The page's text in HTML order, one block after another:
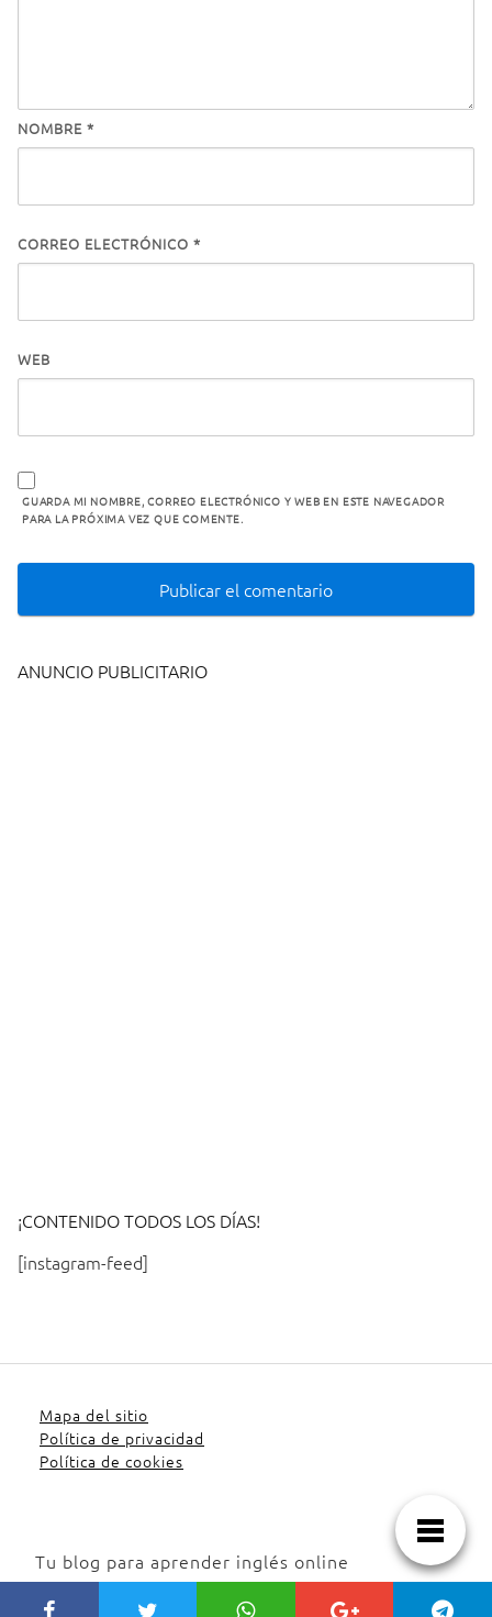
NOMBRE *
CORREO ELECTRÓNICO *
WEB
GUARDA MI NOMBRE, CORREO ELECTRÓNICO Y WEB EN ESTE NAVEGADOR
PARA LA PRÓXIMA VEZ QUE COMENTE.
ANUNCIO PUBLICITARIO
¡CONTENIDO TODOS LOS DÍAS!
[instagram-feed]
Mapa del sitio
Política de privacidad
Política de cookies
Tu blog para aprender inglés online